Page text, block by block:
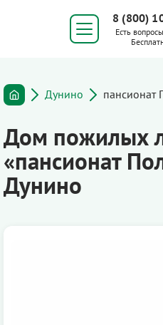
8 (800)
Есть
Дунино пансионат
Дом пожилых
«пансионат
Дунино